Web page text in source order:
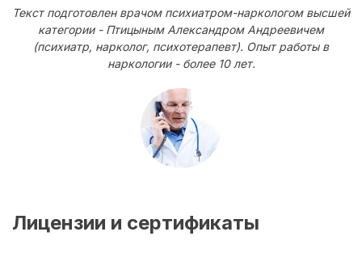
Текст подготовлен врачом психиатром-наркологом высшей
категории - Птицыным Александром Андреевичем
(психиатр, нарколог, психотерапевт). Опыт работы в
наркологии - более 10 лет.
Лицензии и сертификаты